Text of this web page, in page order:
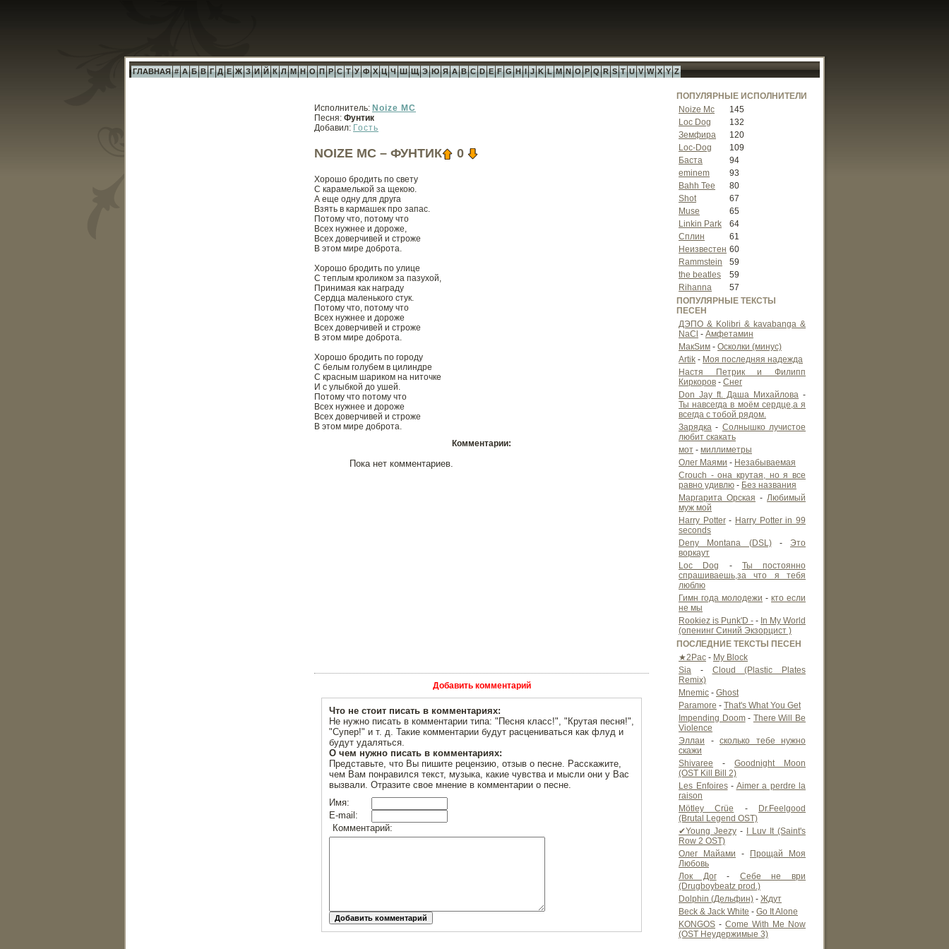
ГЛАВНАЯ # А Б В Г Д Е Ж З И Й К Л М Н О П Р С Т У Ф Х Ц Ч Ш Щ Э Ю Я A B C D E F G H I J K L M N O P Q R S T U V W X Y Z
Исполнитель: Noize MC
Песня: Фунтик
Добавил: Гость
NOIZE MC – ФУНТИК 0
Хорошо бродить по свету
С карамелькой за щекою.
А еще одну для друга
Взять в кармашек про запас.
Потому что, потому что
Всех нужнее и дороже,
Всех доверчивей и строже
В этом мире доброта.
Хорошо бродить по улице
С теплым кроликом за пазухой,
Принимая как награду
Сердца маленького стук.
Потому что, потому что
Всех нужнее и дороже
Всех доверчивей и строже
В этом мире доброта.
Хорошо бродить по городу
С белым голубем в цилиндре
С красным шариком на ниточке
И с улыбкой до ушей.
Потому что потому что
Всех нужнее и дороже
Всех доверчивей и строже
В этом мире доброта.
Комментарии:
Пока нет комментариев.
Добавить комментарий
Что не стоит писать в комментариях:
Не нужно писать в комментарии типа: "Песня класс!", "Крутая песня!",
"Супер!" и т. д. Такие комментарии будут расцениваться как флуд и
будут удаляться.
О чем нужно писать в комментариях:
Представьте, что Вы пишите рецензию, отзыв о песне. Расскажите,
чем Вам понравился текст, музыка, какие чувства и мысли они у Вас
вызвали. Отразите свое мнение в комментарии о песне.
Имя:
E-mail:
Комментарий:
ПОПУЛЯРНЫЕ ИСПОЛНИТЕЛИ
Noize Mc
145
Loc Dog
132
Земфира
120
Loc-Dog
109
Баста
94
eminem
93
Bahh Tee
80
Shot
67
Muse
65
Linkin Park
64
Сплин
61
Неизвестен 60
Rammstein
59
the beatles
59
Rihanna
57
ПОПУЛЯРНЫЕ ТЕКСТЫ
ПЕСЕН
ДЭПО & Kolibri & kavabanga &
NaCl - Амфетамин
МакSим - Осколки (минус)
Artik - Моя последняя надежда
Настя Петрик и Филипп
Киркоров - Снег
Don Jay ft. Даша Михайлова -
Ты навсегда в моём сердце,а я
всегда с тобой рядом.
Зарядка - Солнышко лучистое
любит скакать
мот - миллиметры
Олег Маями - Незабываемая
Crouch - она крутая, но я все
равно удивлю - Без названия
Маргарита Орская - Любимый
муж мой
Harry Potter- Harry Potter in 99
seconds
Deny Montana (DSL)- Это
воркаут
Loc Dog - Ты постоянно
спрашиваешь,за что я тебя
люблю
Гимн года молодежи - кто если
не мы
Rookiez is Punk'D - - In My World
(опенинг Синий Экзорцист )
ПОСЛЕДНИЕ ТЕКСТЫ ПЕСЕН
★2Pac - My Block
Sia - Cloud (Plastic Plates
Remix)
Mnemic - Ghost
Paramore - That's What You Get
Impending Doom- There Will Be
Violence
Эллаи - сколько тебе нужно
скажи
Shivaree - Goodnight Moon
(OST Kill Bill 2)
Les Enfoires- Aimer a perdre la
raison
Mötley Crüe -
Dr.Feelgood
(Brutal Legend OST)
✔Young Jeezy -
I Luv It (Saint's
Row 2 OST)
Олег Майами -
Прощай Моя
Любовь
Лок Дог- Себе не ври
(Drugboybeatz prod.)
Dolphin (Дельфин) - Ждут
Beck & Jack White - Go It Alone
KONGOS - Come With Me Now
(OST Неудержимые 3)